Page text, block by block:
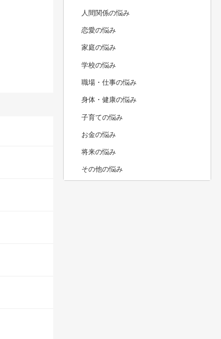
人間関係の悩み
恋愛の悩み
家庭の悩み
学校の悩み
職場・仕事の悩み
身体・健康の悩み
子育ての悩み
お金の悩み
将来の悩み
その他の悩み